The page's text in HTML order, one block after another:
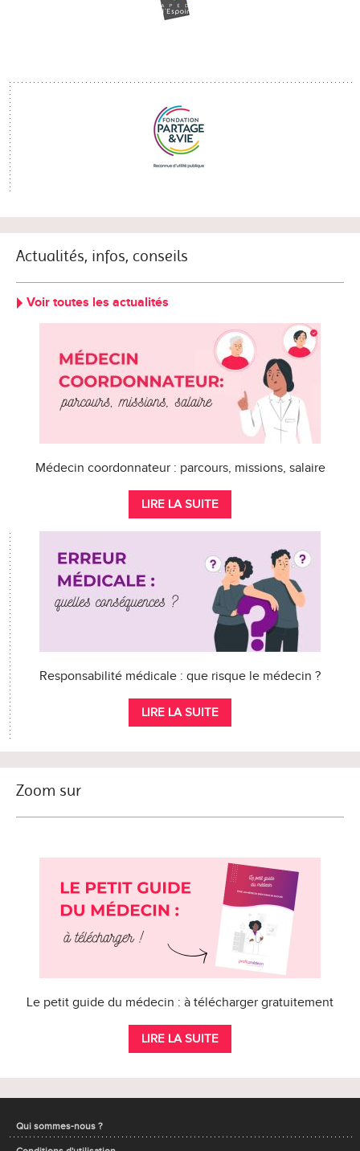
Actualités, infos, conseils
Voir toutes les actualités
Médecin coordonnateur : parcours, missions, salaire
LIRE LA SUITE
Responsabilité médicale : que risque le médecin ?
LIRE LA SUITE
Zoom sur
Le petit guide du médecin : à télécharger gratuitement
LIRE LA SUITE
Qui sommes-nous ?